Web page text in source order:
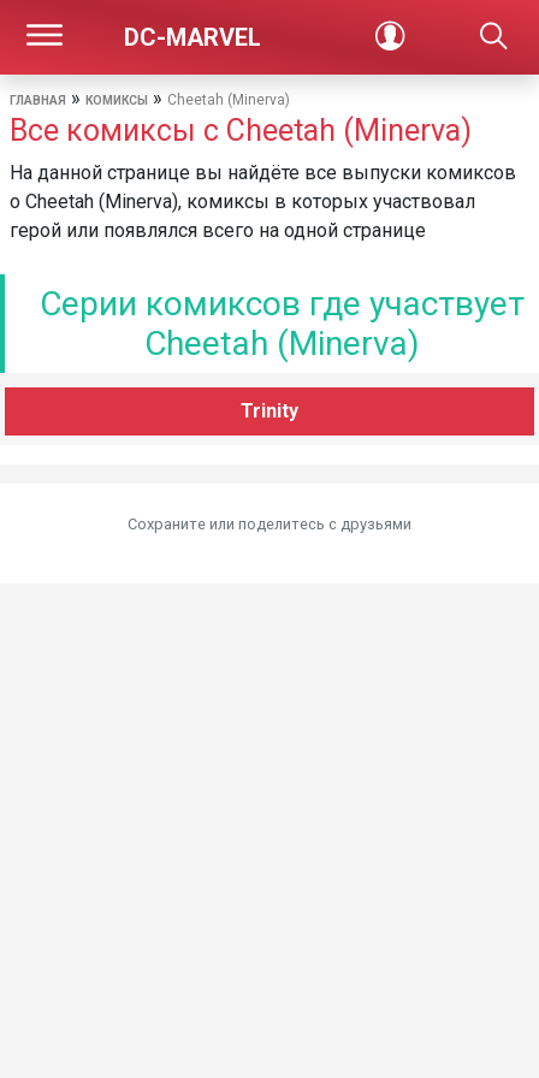
DC-MARVEL
ГЛАВНАЯ » КОМИКСЫ » Cheetah (Minerva)
Все комиксы с Cheetah (Minerva)
На данной странице вы найдёте все выпуски комиксов
о Cheetah (Minerva), комиксы в которых участвовал
герой или появлялся всего на одной странице
Серии комиксов где участвует
Cheetah (Minerva)
Trinity
Сохраните или поделитесь c друзьями